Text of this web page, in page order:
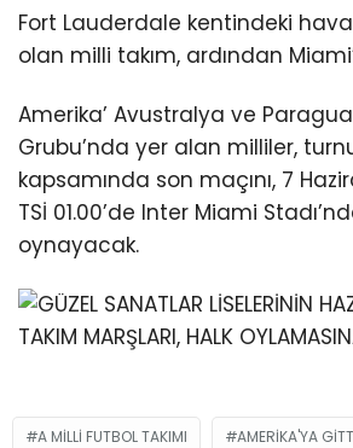
Fort Lauderdale kentindeki
olan milli takım, ardından
Amerika’ Avustralya ve
Grubu’nda yer alan milliler,
kapsamında son maçını, 7
TSİ 01.00’de Inter Miami
oynayacak.
A MILLI FUTBOL TAKIMI AMERIKA'YA